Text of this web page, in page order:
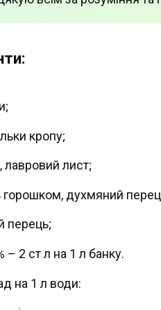
кропу;
лавровий лист;
горошком, духмяний
перець;
– 2 ст л на 1 л банку.
на 1 л води: